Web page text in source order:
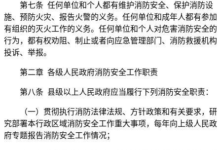
第七条 任何单位和个人都有维护消防安全、保护消防设
施、预防火灾、报告火警的义务。任何单位和成年人都有参加
有组织的灭火工作的义务。任何单位和个人对危害消防安全的
行为，都有权劝阻、制止或者向应急管理部门、消防救援机构
投诉、举报。
第二章 各级人民政府消防安全工作职责
第八条 县级以上人民政府应当履行下列消防安全职责：
（一）贯彻执行消防法律法规、方针政策和有关要求，研
究部署本行政区域消防安全工作重大事项，每年向上级人民政
府专题报告消防安全工作情况；